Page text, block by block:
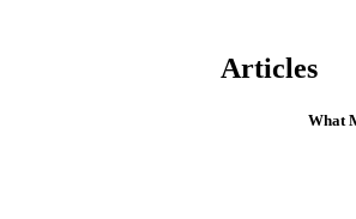
Articles